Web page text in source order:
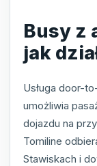
Busy z
jak
Usługa door-
umożliwia
dojazdu na
Tomiline
Stawiskach i